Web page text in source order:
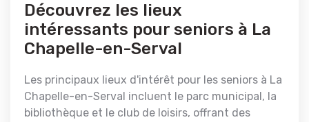
Découvrez les lieux
intéressants pour seniors à La
Chapelle-en-Serval
Les principaux lieux d'intérêt pour les seniors à La
Chapelle-en-Serval incluent le parc municipal, la
bibliothèque et le club de loisirs, offrant des